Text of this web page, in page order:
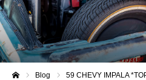
Blog 59 CHEVY IMPALA